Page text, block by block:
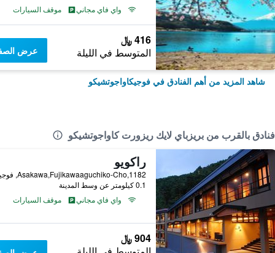
واي فاي مجاني
موقف السيارات
416 ﷼
المتوسط في الليلة عرض
شاهد المزيد من أهم الفنادق في فوجيكاواجوتشيكو
فنادق بالقرب من بريزباي لايك ريزورت كاواجوتشيكو
راكويو
0.1 كيلومتر عن وسط المدينة
واي فاي مجاني
موقف السيارات
904 ﷼